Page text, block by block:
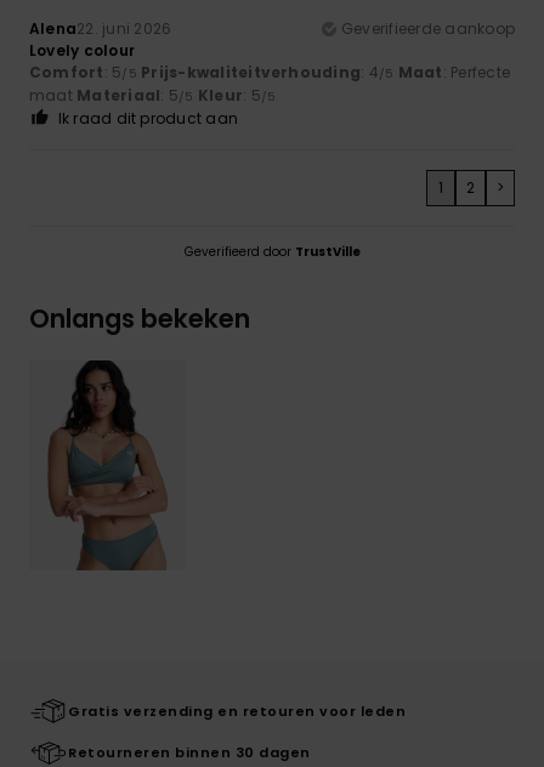
Alena22. juni 2026
Geverifieerde aankoop
Lovely colour
Comfort: 5/5 Prijs-kwaliteitverhouding: 4/5 Maat: Perfecte
maat Materiaal: 5/5 Kleur: 5/5
Ik raad dit product aan
1 2 >
Geverifieerd door TrustVille
Onlangs bekeken
Gratis verzending en retouren voor leden
Retourneren binnen 30 dagen